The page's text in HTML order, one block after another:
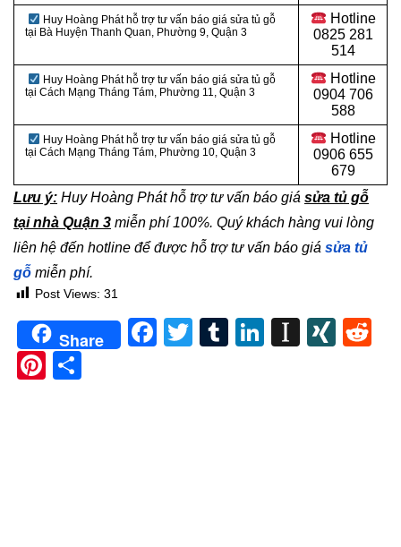
Huy Hoàng Phát hỗ trợ tư vấn báo giá sửa tủ gỗ
tại Bà Huyện Thanh Quan, Phường 9, Quận 3
Hotline
0825 281
514
Huy Hoàng Phát hỗ trợ tư vấn báo giá sửa tủ gỗ
tại Cách Mạng Tháng Tám, Phường 11, Quận 3
Hotline
0904 706
588
Huy Hoàng Phát hỗ trợ tư vấn báo giá sửa tủ gỗ
tại Cách Mạng Tháng Tám, Phường 10, Quận 3
Hotline
0906 655
679
Lưu ý: Huy Hoàng Phát hỗ trợ tư vấn báo giá sửa tủ gỗ
tại nhà Quận 3 miễn phí 100%. Quý khách hàng vui lòng
liên hệ đến hotline để được hỗ trợ tư vấn báo giá sửa tủ
gỗ miễn phí.
Post Views: 31
Share Facebook
TwitterTumblrLinkedIn
Pinterest